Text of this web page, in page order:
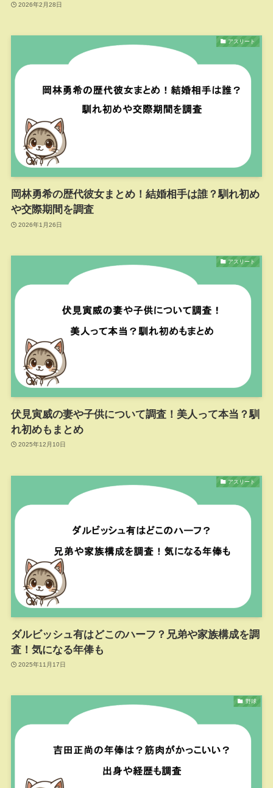
2026年2月28日
アスリート
岡林勇希の歴代彼女まとめ！結婚相手は誰？馴れ初め
や交際期間を調査
2026年1月26日
アスリート
伏見寅威の妻や子供について調査！美人って本当？馴
れ初めもまとめ
2025年12月10日
アスリート
ダルビッシュ有はどこのハーフ？兄弟や家族構成を調
査！気になる年俸も
2025年11月17日
野球